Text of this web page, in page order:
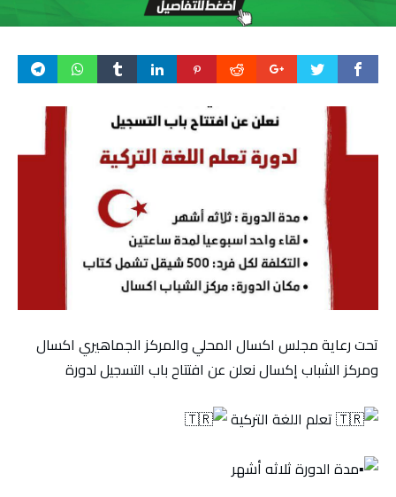
تحت رعاية مجلس اكسال المحلي والمركز الجماهيري اكسال
ومركز الشباب إكسال نعلن عن افتتاح باب التسجيل لدورة
تعلم اللغة التركية
مدة الدورة ثلاثه أشهر